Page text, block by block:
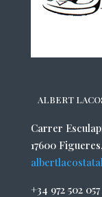
ALBERT
Carrer
17600
+34 972 502 057